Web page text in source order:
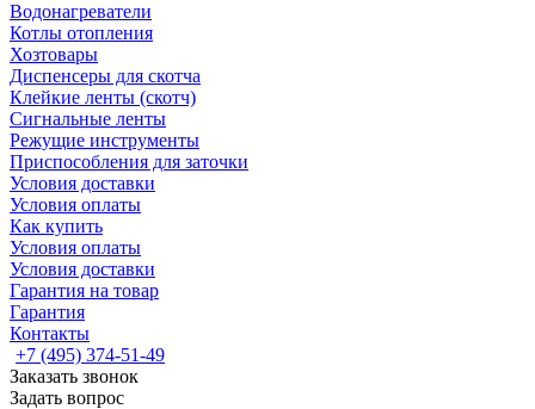
Водонагреватели
Котлы отопления
Хозтовары
Диспенсеры для скотча
Клейкие ленты (скотч)
Сигнальные ленты
Режущие инструменты
Приспособления для заточки
Условия доставки
Условия оплаты
Как купить
Условия оплаты
Условия доставки
Гарантия на товар
Гарантия
Контакты
+7 (495) 374-51-49
Заказать звонок
Задать вопрос